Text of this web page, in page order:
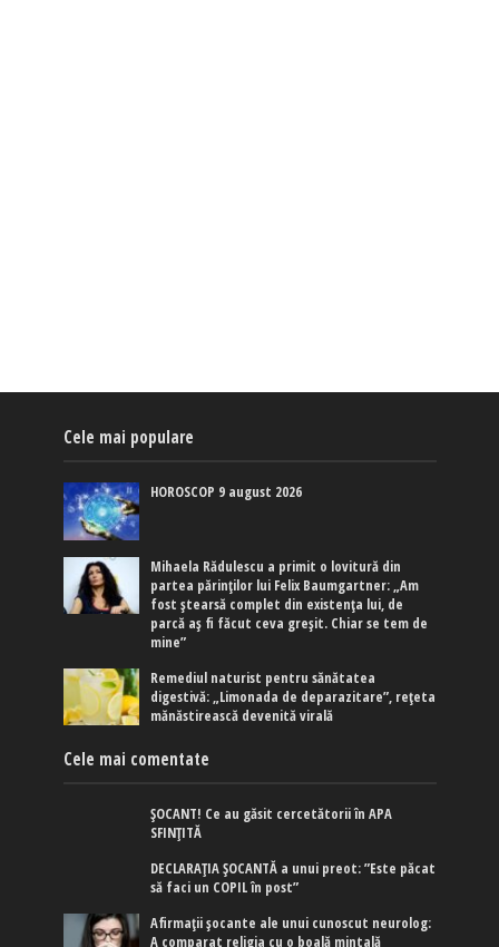
Cele mai populare
HOROSCOP 9 august 2026
Mihaela Rădulescu a primit o lovitură din
partea părinților lui Felix Baumgartner: „Am
fost ștearsă complet din existența lui, de
parcă aș fi făcut ceva greșit. Chiar se tem de
mine”
Remediul naturist pentru sănătatea
digestivă: „Limonada de deparazitare”, rețeta
mănăstirească devenită virală
Cele mai comentate
ȘOCANT! Ce au găsit cercetătorii în APA
SFINȚITĂ
DECLARAȚIA ȘOCANTĂ a unui preot: ”Este păcat
să faci un COPIL în post”
Afirmaţii şocante ale unui cunoscut neurolog:
A comparat religia cu o boală mintală